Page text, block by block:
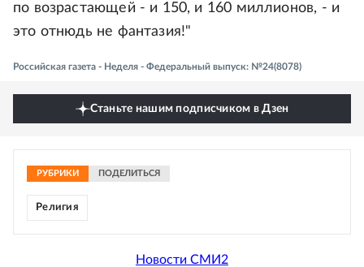
по возрастающей - и 150, и 160 миллионов, - и
это отнюдь не фантазия!"
Российская газета - Неделя - Федеральный выпуск: №24(8078)
Станьте нашим подписчиком в Дзен
РУБРИКИ ПОДЕЛИТЬСЯ
Религия
Новости СМИ2